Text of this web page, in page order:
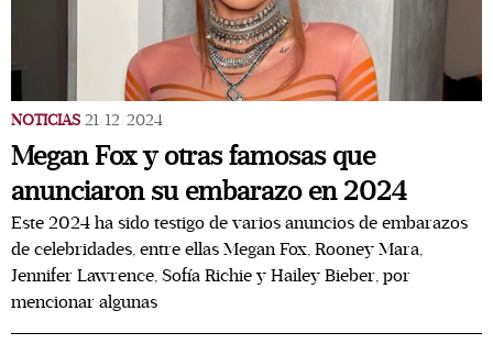
NOTICIAS 21/12/2024
Megan Fox y otras famosas que
anunciaron su embarazo en 2024
Este 2024 ha sido testigo de varios anuncios de embarazos
de celebridades, entre ellas Megan Fox, Rooney Mara,
Jennifer Lawrence, Sofía Richie y Hailey Bieber, por
mencionar algunas